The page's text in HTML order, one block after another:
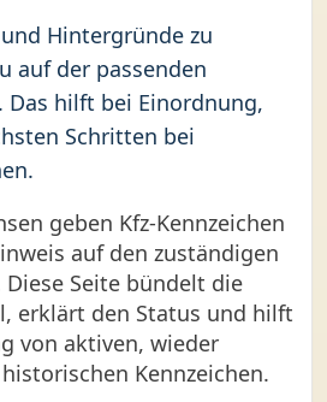
Hintergründe zu
auf der passenden
Das hilft bei Einordnung,
Schritten bei
geben Kfz-Kennzeichen
auf den zuständigen
Seite bündelt die
erklärt den Status und hilft
von aktiven, wieder
Kennzeichen.